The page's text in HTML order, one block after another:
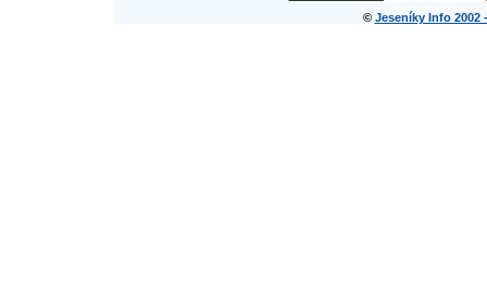
© Jeseníky Info 2002